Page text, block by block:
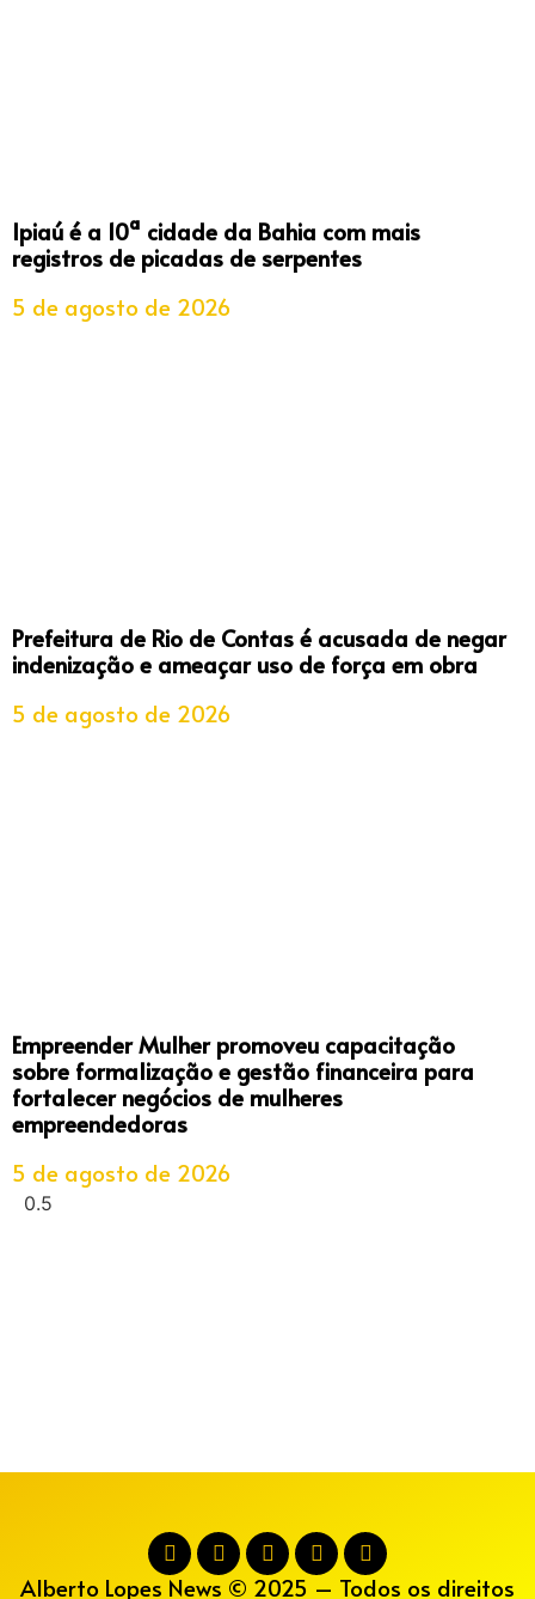
Ipiaú é a 10ª cidade da Bahia com mais
registros de picadas de serpentes
5 de agosto de 2026
Prefeitura de Rio de Contas é acusada de negar
indenização e ameaçar uso de força em obra
5 de agosto de 2026
Empreender Mulher promoveu capacitação
sobre formalização e gestão financeira para
fortalecer negócios de mulheres
empreendedoras
5 de agosto de 2026
Alberto Lopes News © 2025 – Todos os direitos